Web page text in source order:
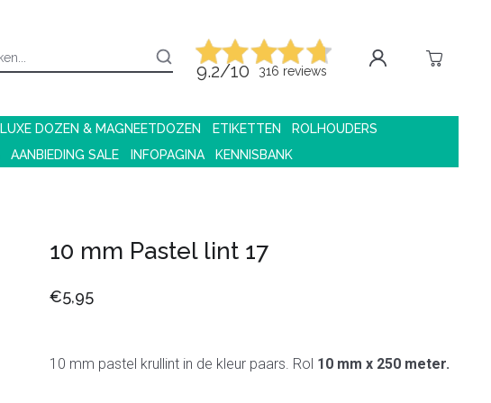
9.2/10 316 reviews
LUXE DOZEN & MAGNEETDOZEN ETIKETTEN
ROLHOUDERS
AANBIEDING SALE INFOPAGINA KENNISBANK
10 mm Pastel lint 17
€5,95
10 mm pastel krullint in de kleur paars. Rol 10 mm x 250 meter.